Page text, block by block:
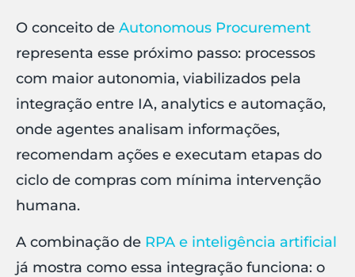
O conceito de Autonomous Procurement
representa esse próximo passo: processos
com maior autonomia, viabilizados pela
integração entre IA, analytics e automação,
onde agentes analisam informações,
recomendam ações e executam etapas do
ciclo de compras com mínima intervenção
humana.
A combinação de RPA e inteligência artificial
já mostra como essa integração funciona: o